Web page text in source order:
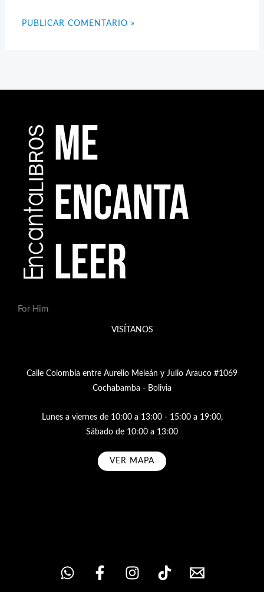
For Him
VISÍTANOS
Calle Colombia entre Aurelio Meleán y Julio Arauco #1069
Cochabamba - Bolivia
Lunes a viernes de 10:00 a 13:00 - 15:00 a 19:00,
Sábado de 10:00 a 13:00
VER MAPA